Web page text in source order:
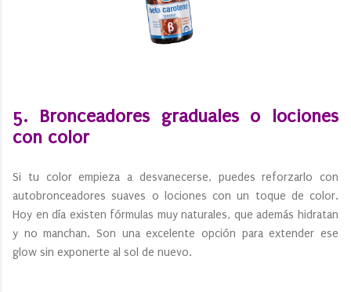
5. Bronceadores graduales o lociones
con color
Si tu color empieza a desvanecerse, puedes reforzarlo con
autobronceadores suaves o lociones con un toque de color.
Hoy en día existen fórmulas muy naturales, que además hidratan
y no manchan. Son una excelente opción para extender ese
glow sin exponerte al sol de nuevo.